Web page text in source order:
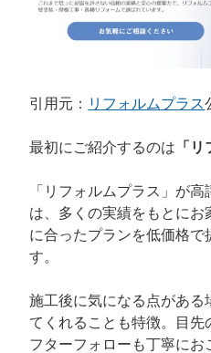
引用元： リフォルムプラス
最初にご紹介するのは 「
「リフォルムプラス」が
は、多くの実績をもとにお
に合ったプランを低価格で
す。
施工後に気になる点がある
てくれることも特徴。目先
フターフォローも丁寧に